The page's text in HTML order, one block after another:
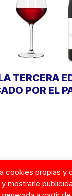
TERCERA
POR EL
cookies propias y
mostrarle